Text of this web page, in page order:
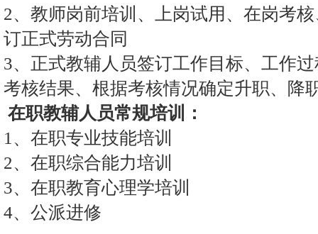
2、教师岗前培训、上岗试用、在岗考
订正式劳动合同
3、正式教辅人员签订工作目标、工作
考核结果、根据考核情况确定升职、降
在职教辅人员常规培训：
1、在职专业技能培训
2、在职综合能力培训
3、在职教育心理学培训
4、公派进修